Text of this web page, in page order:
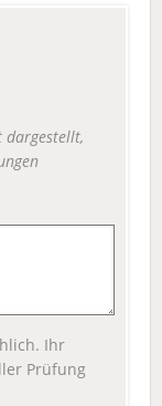
dargestellt,
Ihr
Prüfung